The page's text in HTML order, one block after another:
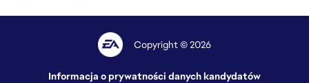
Copyright © 2026
Informacja o prywatności danych kandydatów